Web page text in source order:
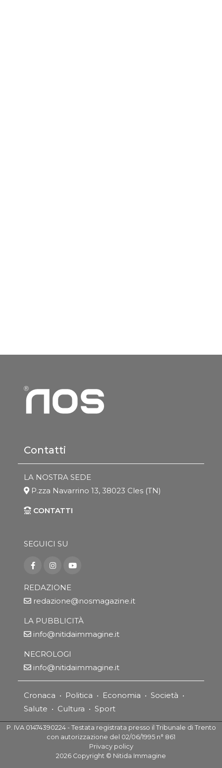
Contatti
LA NOSTRA SEDE
P.zza Navarrino 13, 38023 Cles (TN)
CONTATTI
SEGUICI SU
REDAZIONE
redazione@nosmagazine.it
LA PUBBLICITÀ
info@nitidaimmagine.it
NECROLOGI
info@nitidaimmagine.it
Cronaca • Politica • Economia • Società •
Salute • Cultura • Sport
P. IVA 01474390224 - Testata registrata presso il Tribunale di Trento
con autorizzazione del 02/06/1995 n° 861
Privacy policy
2026 Copyright © Nitida Immagine